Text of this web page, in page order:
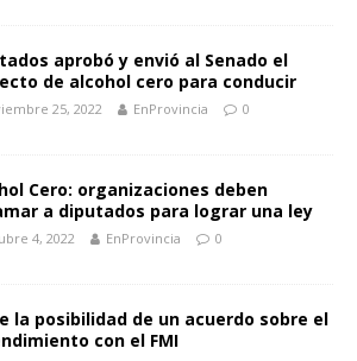
aprobó y envió al Senado el
de alcohol cero para conducir
25, 2022 EnProvincia 0
Cero: organizaciones deben
a diputados para lograr una ley
4, 2022 EnProvincia 0
la posibilidad de un acuerdo sobre el
con el FMI